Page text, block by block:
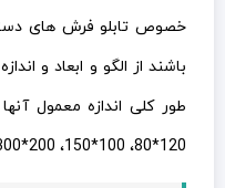
خصوص تابلو فرش های
باشند از الگو و ابعاد و
120*80، 100*150، 200*300 قالببندی می شود.